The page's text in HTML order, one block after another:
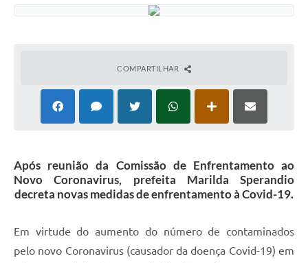
COMPARTILHAR
Após reunião da Comissão de Enfrentamento ao
Novo Coronavirus, prefeita Marilda Sperandio
decreta novas medidas de enfrentamento à Covid-19.
Em virtude do aumento do número de contaminados
pelo novo Coronavirus (causador da doença Covid-19) em